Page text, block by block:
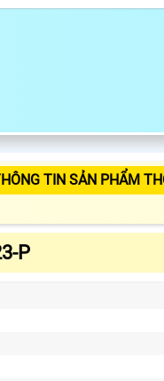
TIN SẢN PHẨM
P